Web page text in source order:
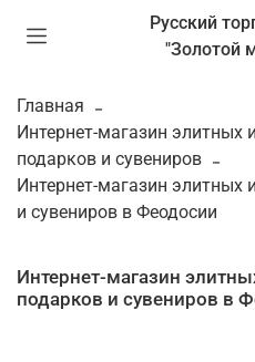
Русский
"Золотой
Главная
Интернет-магазин элитных
подарков и сувениров
Интернет-магазин
и сувениров в Феодосии
Интернет-магазин
подарков и сувениров в